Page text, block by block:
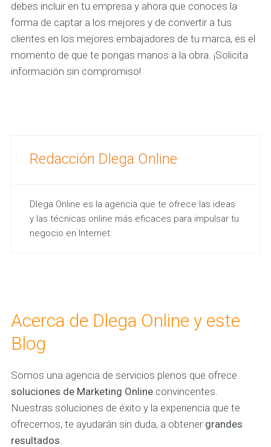
debes incluir en tu empresa y ahora que conoces la
forma de captar a los mejores y de convertir a tus
clientes en los mejores embajadores de tu marca, es el
momento de que te pongas manos a la obra. ¡Solicita
información sin compromiso!
Redacción Dlega Online
Dlega Online es la agencia que te ofrece las ideas
y las técnicas online más eficaces para impulsar tu
negocio en Internet.
Acerca de Dlega Online y este
Blog
Somos una agencia de servicios plenos que ofrece
soluciones de Marketing Onlineconvincentes.
Nuestras soluciones de éxito y la experiencia que te
ofrecemos, te ayudarán sin duda, a obtener grandes
resultados